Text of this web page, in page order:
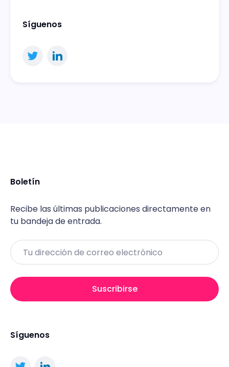
Síguenos
Boletín
Recibe las últimas publicaciones directamente en
tu bandeja de entrada.
Email
Suscribirse
Síguenos